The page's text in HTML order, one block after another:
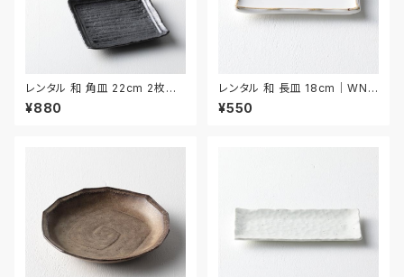
レンタル 和 角皿 22cm 2枚セッ
ト｜WKA007
¥880
レンタル 和 長皿 18cm｜WNA
024
¥550